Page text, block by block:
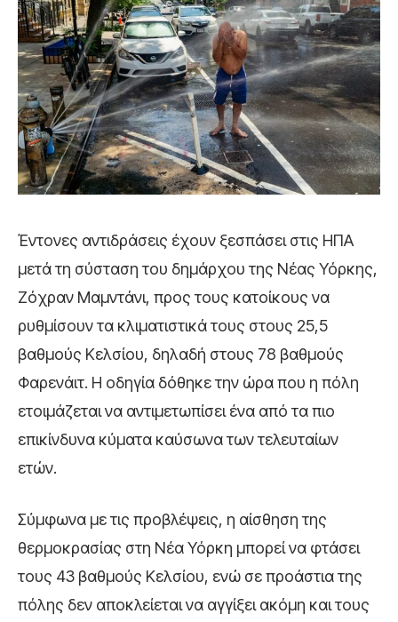
Έντονες αντιδράσεις έχουν ξεσπάσει στις ΗΠΑ
μετά τη σύσταση του δημάρχου της Νέας Υόρκης,
Ζόχραν Μαμντάνι, προς τους κατοίκους να
ρυθμίσουν τα κλιματιστικά τους στους 25,5
βαθμούς Κελσίου, δηλαδή στους 78 βαθμούς
Φαρενάιτ. Η οδηγία δόθηκε την ώρα που η πόλη
ετοιμάζεται να αντιμετωπίσει ένα από τα πιο
επικίνδυνα κύματα καύσωνα των τελευταίων
ετών.
Σύμφωνα με τις προβλέψεις, η αίσθηση της
θερμοκρασίας στη Νέα Υόρκη μπορεί να φτάσει
τους 43 βαθμούς Κελσίου, ενώ σε προάστια της
πόλης δεν αποκλείεται να αγγίξει ακόμη και τους